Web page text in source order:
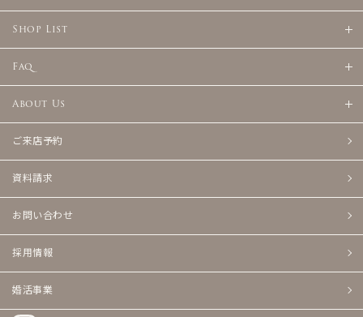
Shop List
Faq
About Us
ご来店予約
資料請求
お問い合わせ
採用情報
婚活事業